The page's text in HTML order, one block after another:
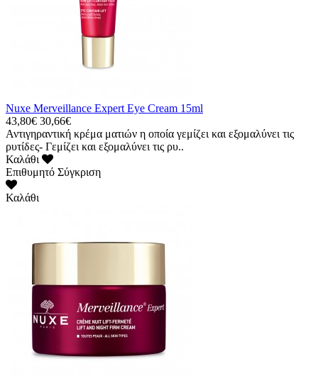
Nuxe Merveillance Expert Eye Cream 15ml
43,80€ 30,66€
Αντιγηραντική κρέμα ματιών η οποία γεμίζει και εξομαλύνει τις
ρυτίδες- Γεμίζει και εξομαλύνει τις ρυ..
Καλάθι
Επιθυμητό Σύγκριση
Καλάθι